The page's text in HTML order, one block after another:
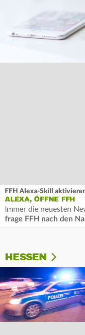
FFH Alexa-Skill
ALEXA, ÖFFNE FFH
Immer die neuesten
frage FFH nach den
HESSEN